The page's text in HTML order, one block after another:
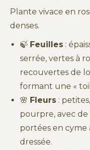
Plante vivace en
denses.
🍃 Feuilles :
serrée, vertes à
recouvertes de
formant une «
🌸 Fleurs :
pourpre, avec
portées en cyme
dressée.